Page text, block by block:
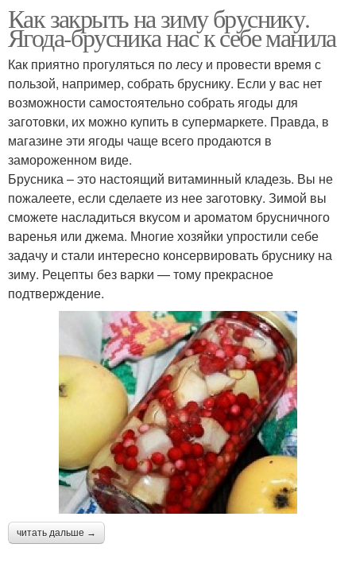
Как закрыть на зиму бруснику.
Ягода-брусника нас к себе манила
Как приятно прогуляться по лесу и провести время с
пользой, например, собрать бруснику. Если у вас нет
возможности самостоятельно собрать ягоды для
заготовки, их можно купить в супермаркете. Правда, в
магазине эти ягоды чаще всего продаются в
замороженном виде.
Брусника – это настоящий витаминный кладезь. Вы не
пожалеете, если сделаете из нее заготовку. Зимой вы
сможете насладиться вкусом и ароматом брусничного
варенья или джема. Многие хозяйки упростили себе
задачу и стали интересно консервировать бруснику на
зиму. Рецепты без варки — тому прекрасное
подтверждение.
читать дальше →